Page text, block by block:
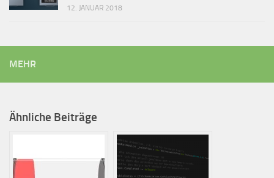
12. JANUAR 2018
MEHR
Ähnliche Beiträge